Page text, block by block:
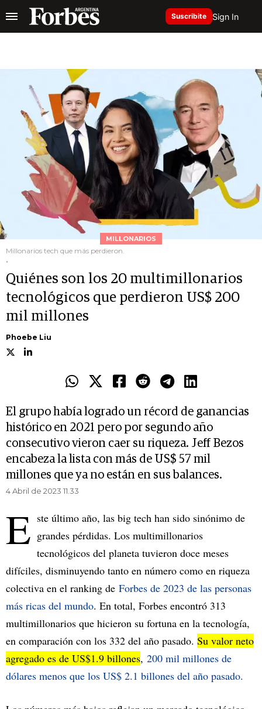
Suscribite Sign In
MILLONARIOS
Millonarios tech que más perdieron.
.
Quiénes son los 20 multimillonarios
tecnológicos que perdieron US$ 200
mil millones
Phoebe Liu
El grupo había logrado un récord de ganancias
histórico en 2021 pero por segundo año
consecutivo vieron caer su riqueza. Jeff Bezos
encabeza la lista con más de US$ 57 mil
millones que ya no están en sus balances.
4 Abril de 2023 11.33
E ste último año, las big tech han sido sinónimo de
grandes pérdidas. Los multimillonarios
tecnológicos del planeta tuvieron doce meses
difíciles, disminuyendo tanto en número como en riqueza
colectiva en el ranking de Forbes de 2023 de las personas
más ricas del mundo. En total, Forbes encontró 313
multimillonarios que hicieron su fortuna en la tecnología,
en comparación con los 332 del año pasado. Su valor neto
agregado es de US$1.9 billones, 200 mil millones de
dólares menos que los US$ 2.1 billones del año pasado.